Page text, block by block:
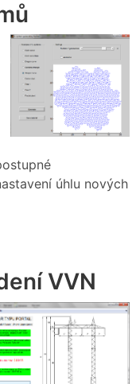
úhlu nových
VVN